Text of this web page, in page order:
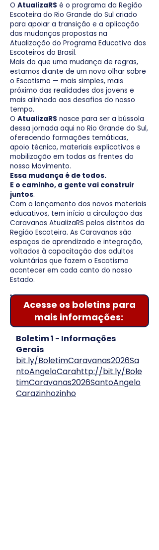
O AtualizaRS é o programa da Região
Escoteira do Rio Grande do Sul criado
para apoiar a transição e a aplicação
das mudanças propostas na
Atualização do Programa Educativo dos
Escoteiros do Brasil.
Mais do que uma mudança de regras,
estamos diante de um novo olhar sobre
o Escotismo — mais simples, mais
próximo das realidades dos jovens e
mais alinhado aos desafios do nosso
tempo.
O AtualizaRS nasce para ser a bússola
dessa jornada aqui no Rio Grande do Sul,
oferecendo formações temáticas,
apoio técnico, materiais explicativos e
mobilização em todas as frentes do
nosso Movimento.
Essa mudança é de todos.
E o caminho, a gente vai construir
juntos.
Com o lançamento dos novos materiais
educativos, tem início a circulação das
Caravanas AtualizaRS pelos distritos da
Região Escoteira. As Caravanas são
espaços de aprendizado e integração,
voltados à capacitação dos adultos
voluntários que fazem o Escotismo
acontecer em cada canto do nosso
Estado.
Acesse os boletins para
mais informações:
Boletim 1 - Informações
Gerais
bit.ly/BoletimCaravanas2026Sa
ntoAngeloCarahttp://bit.ly/Bole
timCaravanas2026SantoAngelo
Carazinhozinho